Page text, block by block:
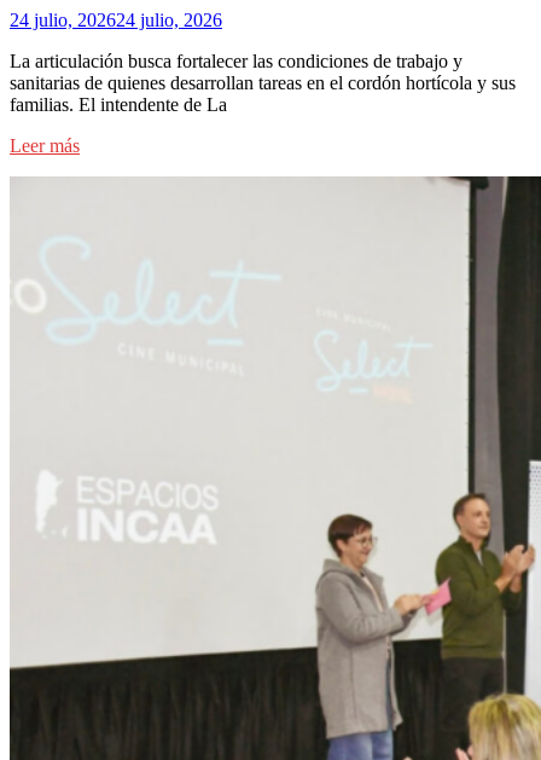
24 julio, 202624 julio, 2026
La articulación busca fortalecer las condiciones de trabajo y
sanitarias de quienes desarrollan tareas en el cordón hortícola y sus
familias. El intendente de La
Leer más